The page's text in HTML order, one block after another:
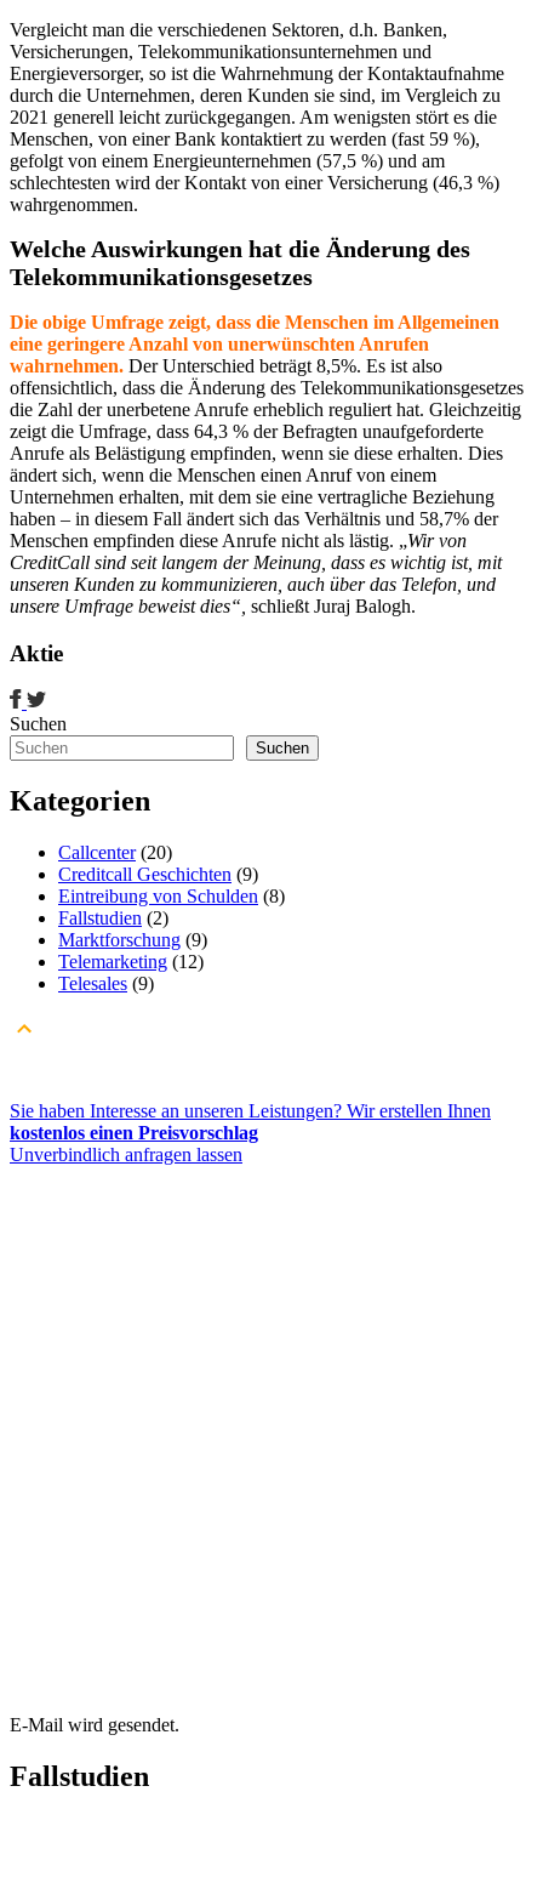
Vergleicht man die verschiedenen Sektoren, d.h. Banken,
Versicherungen, Telekommunikationsunternehmen und
Energieversorger, so ist die Wahrnehmung der Kontaktaufnahme
durch die Unternehmen, deren Kunden sie sind, im Vergleich zu
2021 generell leicht zurückgegangen. Am wenigsten stört es die
Menschen, von einer Bank kontaktiert zu werden (fast 59 %),
gefolgt von einem Energieunternehmen (57,5 %) und am
schlechtesten wird der Kontakt von einer Versicherung (46,3 %)
wahrgenommen.
Welche Auswirkungen hat die Änderung des
Telekommunikationsgesetzes
Die obige Umfrage zeigt, dass die Menschen im Allgemeinen
eine geringere Anzahl von unerwünschten Anrufen
wahrnehmen. Der Unterschied beträgt 8,5%. Es ist also
offensichtlich, dass die Änderung des Telekommunikationsgesetzes
die Zahl der unerbetene Anrufe erheblich reguliert hat. Gleichzeitig
zeigt die Umfrage, dass 64,3 % der Befragten unaufgeforderte
Anrufe als Belästigung empfinden, wenn sie diese erhalten. Dies
ändert sich, wenn die Menschen einen Anruf von einem
Unternehmen erhalten, mit dem sie eine vertragliche Beziehung
haben – in diesem Fall ändert sich das Verhältnis und 58,7% der
Menschen empfinden diese Anrufe nicht als lästig. „Wir von
CreditCall sind seit langem der Meinung, dass es wichtig ist, mit
unseren Kunden zu kommunizieren, auch über das Telefon, und
unsere Umfrage beweist dies“, schließt Juraj Balogh.
Aktie
Suchen
Suchen
Kategorien
Callcenter(20)
Creditcall Geschichten (9)
Eintreibung von Schulden (8)
Fallstudien (2)
Marktforschung (9)
Telemarketing (12)
Telesales (9)
Sie haben Interesse an unseren Leistungen? Wir erstellen Ihnen
kostenlos einen Preisvorschlag
Unverbindlich anfragen lassen
E-Mail wird gesendet.
Fallstudien